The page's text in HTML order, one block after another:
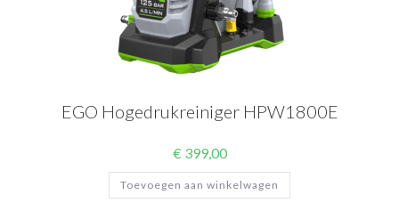
EGO Hogedrukreiniger HPW1800E
€399,00
Toevoegen aan winkelwagen